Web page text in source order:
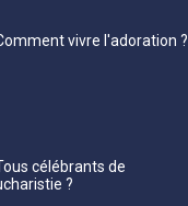
Comment vivre l'adoration ?
célébrants de
?